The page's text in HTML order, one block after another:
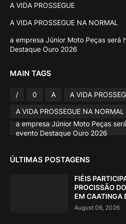
A VIDA PROSSEGUE
A VIDA PROSSEGUE NA NORMAL
a empresa Júnior Moto Peças será
Destaque Ouro 2026
MAIN TAGS
/ 0 A
A VIDA
A VIDA PROSSEGUE NA NORMAL
a empresa Júnior Moto Peças
evento Destaque Ouro 2026
ÚLTIMAS POSTAGENS
FIÉIS
PROCISSÃO
EM CAATINGA
August 06, 2026